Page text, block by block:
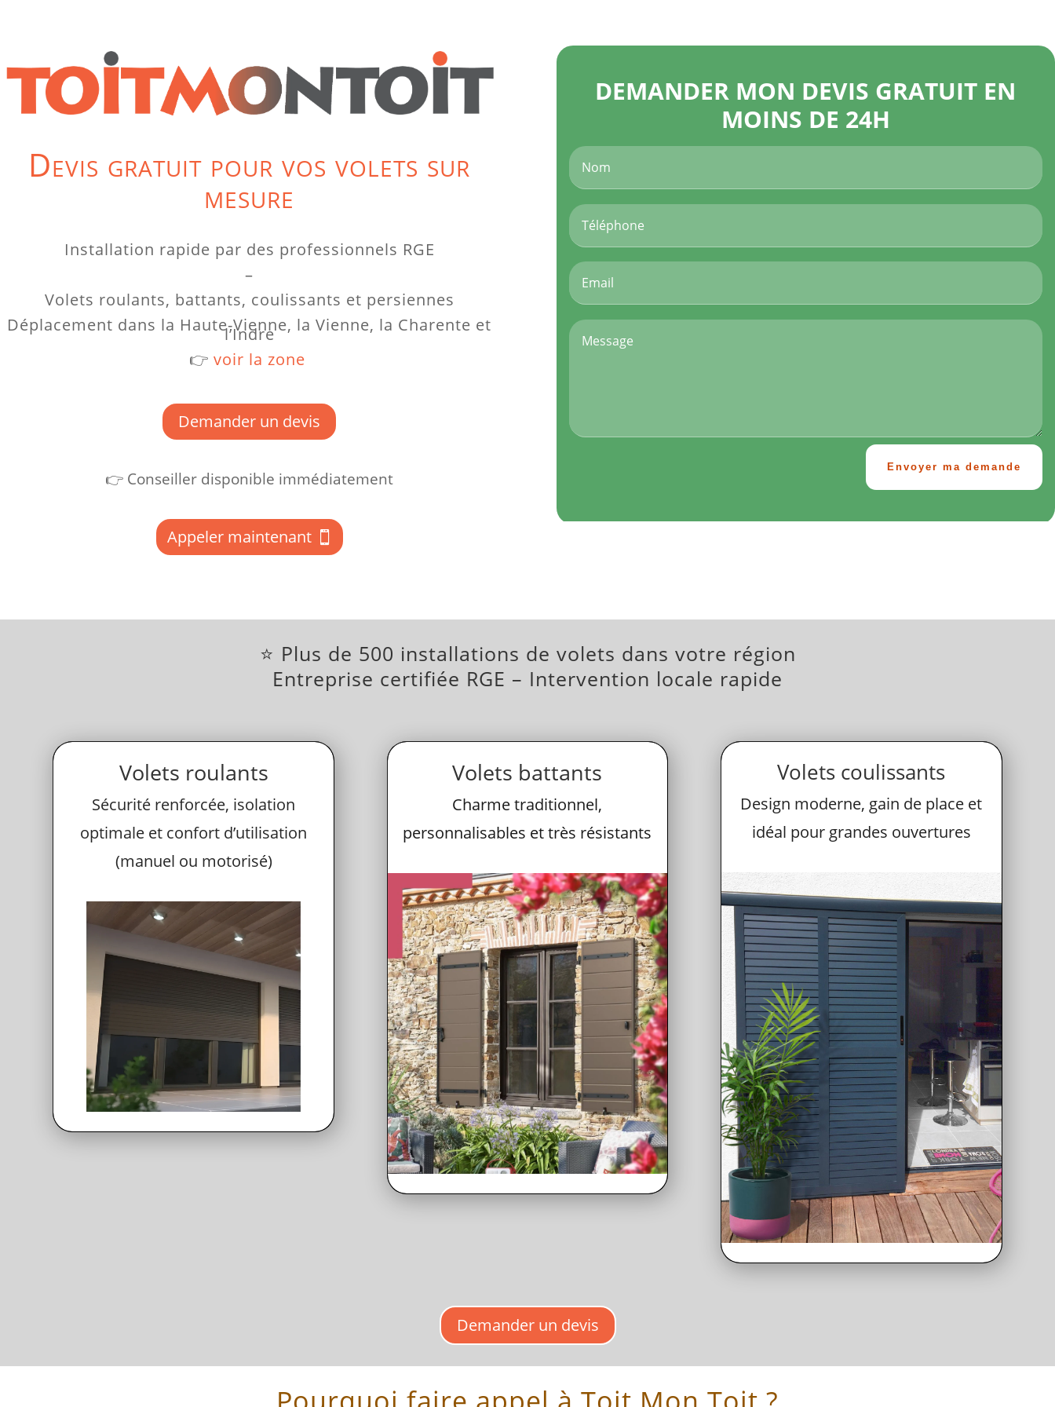
Devis gratuit pour vos volets sur
mesure
Installation rapide par des professionnels RGE
–
Volets roulants, battants, coulissants et persiennes
Déplacement dans la Haute-Vienne, la Vienne, la Charente et
l’Indre
👉 voir la zone
Demander un devis
👉 Conseiller disponible immédiatement
Appeler maintenant
DEMANDER MON DEVIS GRATUIT EN
MOINS DE 24H
Envoyer ma demande
⭐ Plus de 500 installations de volets dans votre région
Entreprise certifiée RGE – Intervention locale rapide
Volets roulants
Sécurité renforcée, isolation
optimale et confort d’utilisation
(manuel ou motorisé)
Volets battants
Charme traditionnel,
personnalisables et très résistants
Volets coulissants
Design moderne, gain de place et
idéal pour grandes ouvertures
Demander un devis